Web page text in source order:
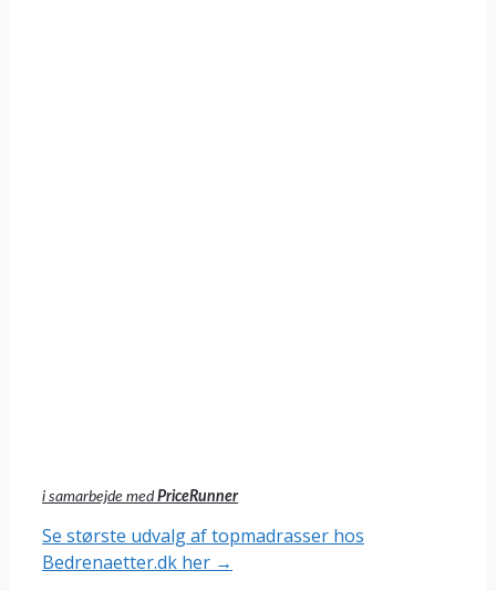
i samarbejde med PriceRunner
Se største udvalg af topmadrasser hos
Bedrenaetter.dk her →